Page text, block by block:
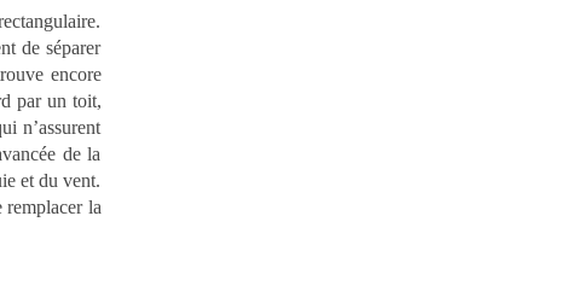
de séparer
encore
par un toit,
n’assurent
de la
et du vent.
remplacer la